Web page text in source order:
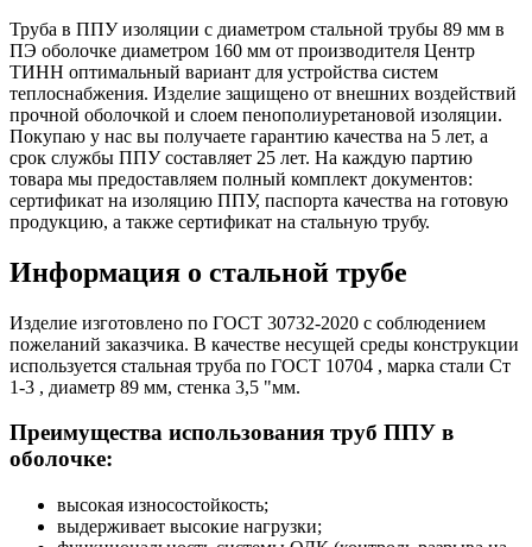
Труба в ППУ изоляции с диаметром стальной трубы 89 мм в
ПЭ оболочке диаметром 160 мм от производителя Центр
ТИНН оптимальный вариант для устройства систем
теплоснабжения. Изделие защищено от внешних воздействий
прочной оболочкой и слоем пенополиуретановой изоляции.
Покупаю у нас вы получаете гарантию качества на 5 лет, а
срок службы ППУ составляет 25 лет. На каждую партию
товара мы предоставляем полный комплект документов:
сертификат на изоляцию ППУ, паспорта качества на готовую
продукцию, а также сертификат на стальную трубу.
Информация о стальной трубе
Изделие изготовлено по ГОСТ 30732-2020 с соблюдением
пожеланий заказчика. В качестве несущей среды конструкции
используется стальная труба по ГОСТ 10704 , марка стали Ст
1-3 , диаметр 89 мм, стенка 3,5 "мм.
Преимущества использования труб ППУ в
оболочке:
высокая износостойкость;
выдерживает высокие нагрузки;